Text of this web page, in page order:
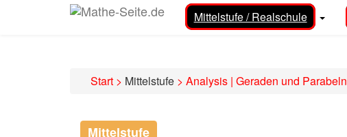
Mittelstufe / Realschule
Start > Mittelstufe > Analysis | Geraden und Parabeln
Mittelstufe